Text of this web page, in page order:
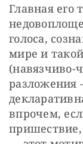
Главная
голоса,
мире и
(навязчиво-
разложения
впрочем,
пришествие,